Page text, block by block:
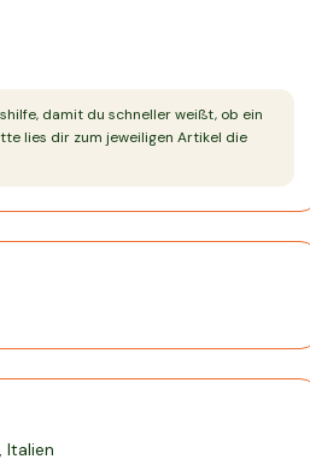
damit du schneller weißt, ob ein
lies dir zum jeweiligen Artikel die
Italien